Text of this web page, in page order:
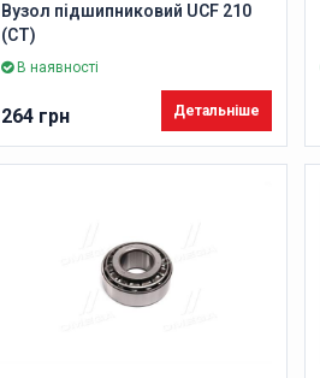
Вузол підшипниковий UCF 210
(CT)
В наявності
264 грн Детальніше